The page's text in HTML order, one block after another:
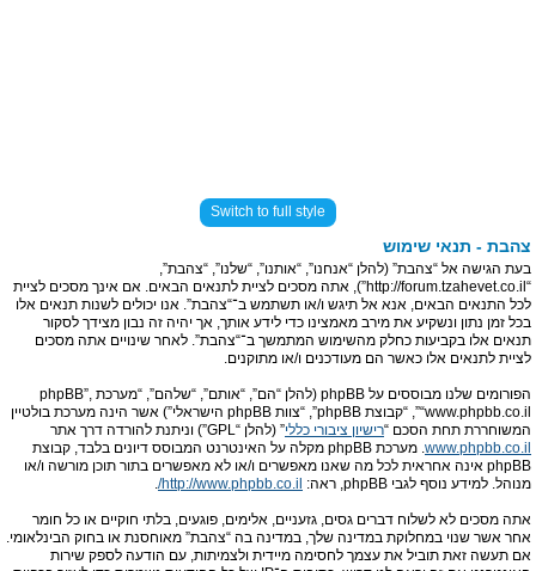
Switch to full style
צהבת - תנאי שימוש
בעת הגישה אל “צהבת” (להלן “אנחנו”, “אותנו”, “שלנו”, “צהבת”,
“http://forum.tzahevet.co.il”), אתה מסכים לציית לתנאים הבאים. אם אינך מסכים לציית
לכל התנאים הבאים, אנא אל תיגש ו/או תשתמש ב־“צהבת”. אנו יכולים לשנות תנאים אלו
בכל זמן נתון ונשקיע את מירב מאמצינו כדי לידע אותך, אך יהיה זה נבון מצידך לסקור
תנאים אלו בקביעות כחלק מהשימוש המתמשך ב־“צהבת”. לאחר שינויים אתה מסכים
לציית לתנאים אלו כאשר הם מעודכנים ו/או מתוקנים.
הפורומים שלנו מבוססים על phpBB (להלן “הם”, “אותם”, “שלהם”, “מערכת phpBB”,
“www.phpbb.co.il”, “קבוצת phpBB”, “צוות phpBB הישראלי”) אשר הינה מערכת בולטיין
המשוחררת תחת הסכם “רישיון ציבורי כללי” (להלן “GPL”) וניתנת להורדה דרך אתר
www.phpbb.co.il
. מערכת phpBB מקלה על האינטרנט המבוסס דיונים בלבד, קבוצת
phpBB אינה אחראית לכל מה שאנו מאפשרים ו/או לא מאפשרים בתור תוכן מורשה ו/או
מנוהל. למידע נוסף לגבי phpBB, ראה:
http://www.phpbb.co.il/
.
אתה מסכים לא לשלוח דברים גסים, גזעניים, אלימים, פוגעים, בלתי חוקיים או כל חומר
אחר אשר שנוי במחלוקת במדינה שלך, במדינה בה “צהבת” מאוחסנת או בחוק הבינלאומי.
אם תעשה זאת תוביל את עצמך לחסימה מיידית ולצמיתות, עם הודעה לספק שירות